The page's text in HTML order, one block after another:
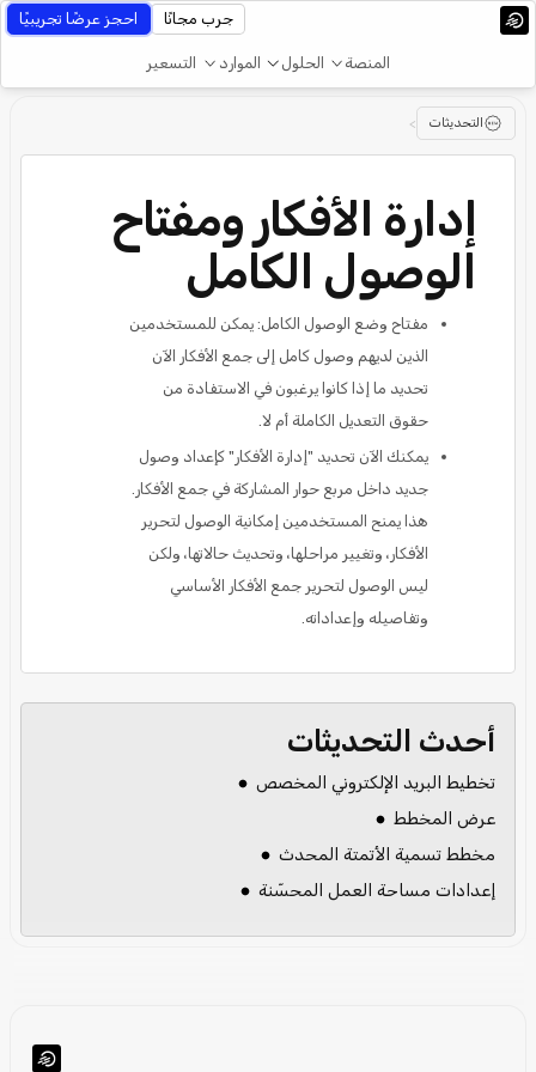
المنصة الحلول الموارد التسعير
جرب مجانًا احجز عرضًا تجريبيًا
التحديثات >
إدارة الأفكار ومفتاح
الوصول الكامل
مفتاح وضع الوصول الكامل: يمكن للمستخدمين
الذين لديهم وصول كامل إلى جمع الأفكار الآن
تحديد ما إذا كانوا يرغبون في الاستفادة من
حقوق التعديل الكاملة أم لا.
يمكنك الآن تحديد "إدارة الأفكار" كإعداد وصول
جديد داخل مربع حوار المشاركة في جمع الأفكار.
هذا يمنح المستخدمين إمكانية الوصول لتحرير
الأفكار، وتغيير مراحلها، وتحديث حالاتها، ولكن
ليس الوصول لتحرير جمع الأفكار الأساسي
وتفاصيله وإعداداته.
أحدث التحديثات
تخطيط البريد الإلكتروني المخصص
عرض المخطط
مخطط تسمية الأتمتة المحدث
إعدادات مساحة العمل المحسّنة